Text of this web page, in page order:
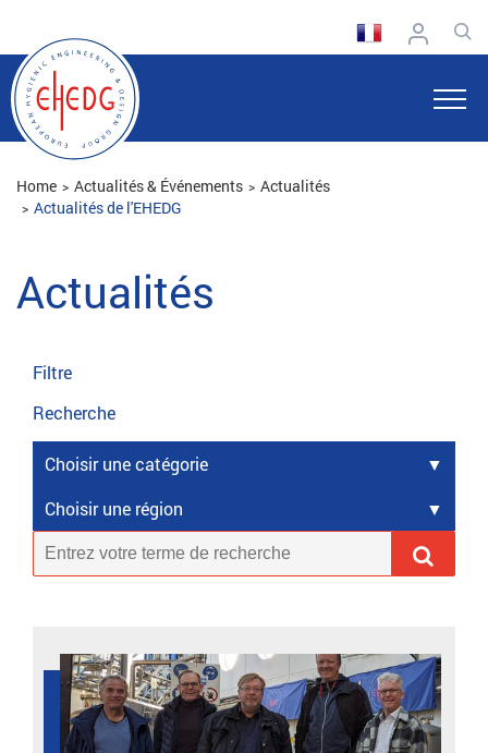
Home Actualités & Événements
Actualités
Actualités de l'EHEDG
Actualités
Filtre
Recherche
Choisir une catégorie
Choisir une région